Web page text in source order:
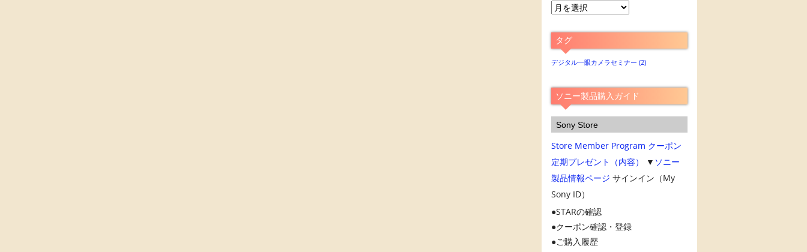
月
ア
ー
カ
ブ
タグ
デジタル一眼カメラセミナー (2)
ソニー製品購入ガイド
Sony Store
Store Member Program クーポン
定期プレゼント（内容）
▼ ソニー
製品情報ページ サインイン（My
Sony ID）
STARの確認
クーポン確認・登録
ご購入履歴